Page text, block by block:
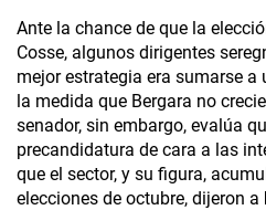
Ante la chance de que la
Cosse, algunos dirigentes
mejor estrategia era sumarse a
la medida que Bergara no
senador, sin embargo, evalúa
precandidatura de cara a las
que el sector, y su figura,
elecciones de octubre, dijeron a